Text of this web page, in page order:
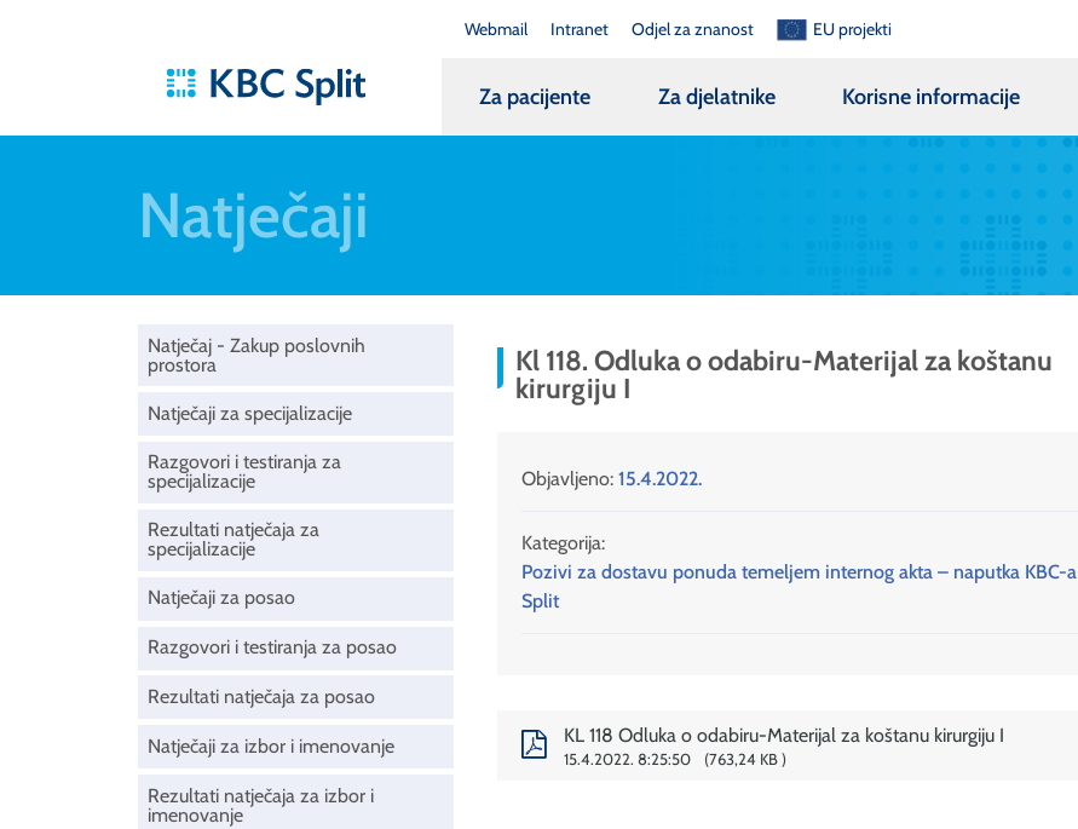
Webmail Intranet Odjel za znanost EU projekti
Za pacijente Za djelatnike Korisne informacije
Natječaji
Natječaj - Zakup poslovnih
prostora
Natječaji za specijalizacije
Razgovori i testiranja za
specijalizacije
Rezultati natječaja za
specijalizacije
Natječaji za posao
Razgovori i testiranja za posao
Rezultati natječaja za posao
Natječaji za izbor i imenovanje
Rezultati natječaja za izbor i
imenovanje
Kl 118. Odluka o odabiru-Materijal za koštanu
kirurgiju I
Objavljeno: 15.4.2022.
Kategorija:
Pozivi za dostavu ponuda temeljem internog akta – naputka KBC-a
Split
KL 118 Odluka o odabiru-Materijal za koštanu kirurgiju I
15.4.2022. 8:25:50 763,24 KB